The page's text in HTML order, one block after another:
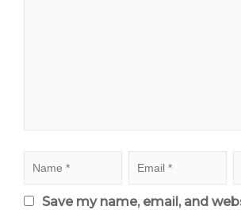
Save my name, email, and